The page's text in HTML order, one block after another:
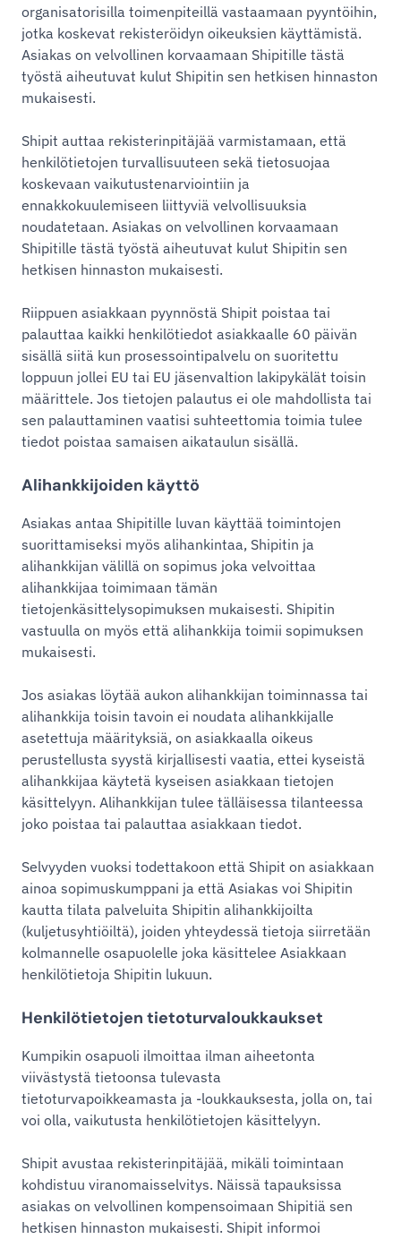
organisatorisilla toimenpiteillä vastaamaan pyyntöihin,
jotka koskevat rekisteröidyn oikeuksien käyttämistä.
Asiakas on velvollinen korvaamaan Shipitille tästä
työstä aiheutuvat kulut Shipitin sen hetkisen hinnaston
mukaisesti.
Shipit auttaa rekisterinpitäjää varmistamaan, että
henkilötietojen turvallisuuteen sekä tietosuojaa
koskevaan vaikutustenarviointiin ja
ennakkokuulemiseen liittyviä velvollisuuksia
noudatetaan. Asiakas on velvollinen korvaamaan
Shipitille tästä työstä aiheutuvat kulut Shipitin sen
hetkisen hinnaston mukaisesti.
Riippuen asiakkaan pyynnöstä Shipit poistaa tai
palauttaa kaikki henkilötiedot asiakkaalle 60 päivän
sisällä siitä kun prosessointipalvelu on suoritettu
loppuun jollei EU tai EU jäsenvaltion lakipykälät toisin
määrittele. Jos tietojen palautus ei ole mahdollista tai
sen palauttaminen vaatisi suhteettomia toimia tulee
tiedot poistaa samaisen aikataulun sisällä.
Alihankkijoiden käyttö
Asiakas antaa Shipitille luvan käyttää toimintojen
suorittamiseksi myös alihankintaa, Shipitin ja
alihankkijan välillä on sopimus joka velvoittaa
alihankkijaa toimimaan tämän
tietojenkäsittelysopimuksen mukaisesti. Shipitin
vastuulla on myös että alihankkija toimii sopimuksen
mukaisesti.
Jos asiakas löytää aukon alihankkijan toiminnassa tai
alihankkija toisin tavoin ei noudata alihankkijalle
asetettuja määrityksiä, on asiakkaalla oikeus
perustellusta syystä kirjallisesti vaatia, ettei kyseistä
alihankkijaa käytetä kyseisen asiakkaan tietojen
käsittelyyn. Alihankkijan tulee tälläisessa tilanteessa
joko poistaa tai palauttaa asiakkaan tiedot.
Selvyyden vuoksi todettakoon että Shipit on asiakkaan
ainoa sopimuskumppani ja että Asiakas voi Shipitin
kautta tilata palveluita Shipitin alihankkijoilta
(kuljetusyhtiöiltä), joiden yhteydessä tietoja siirretään
kolmannelle osapuolelle joka käsittelee Asiakkaan
henkilötietoja Shipitin lukuun.
Henkilötietojen tietoturvaloukkaukset
Kumpikin osapuoli ilmoittaa ilman aiheetonta
viivästystä tietoonsa tulevasta
tietoturvapoikkeamasta ja -loukkauksesta, jolla on, tai
voi olla, vaikutusta henkilötietojen käsittelyyn.
Shipit avustaa rekisterinpitäjää, mikäli toimintaan
kohdistuu viranomaisselvitys. Näissä tapauksissa
asiakas on velvollinen kompensoimaan Shipitiä sen
hetkisen hinnaston mukaisesti. Shipit informoi